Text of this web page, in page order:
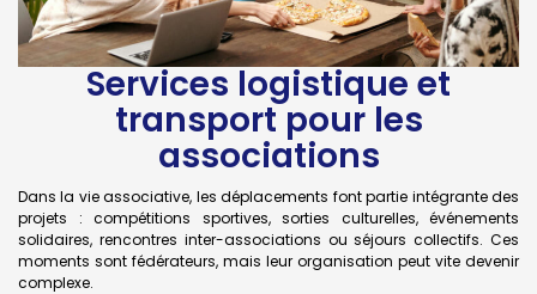
Services logistique et
transport pour les
associations
Dans la vie associative, les déplacements font partie intégrante des
projets : compétitions sportives, sorties culturelles, événements
solidaires, rencontres inter-associations ou séjours collectifs. Ces
moments sont fédérateurs, mais leur organisation peut vite devenir
complexe.